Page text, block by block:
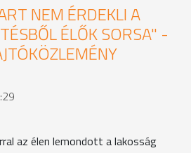
NEM ÉRDEKLI A
ÉLŐK SORSA" -
az élen lemondott a lakosság